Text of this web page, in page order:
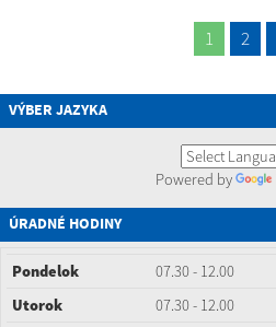
1 2
VÝBER JAZYKA
Powered by
ÚRADNÉ HODINY
Pondelok 07.30 - 12.00
Utorok
07.30 - 12.00